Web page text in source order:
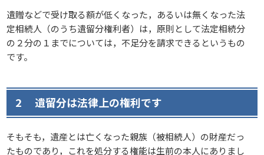
遺贈などで受け取る額が低くなった，あるいは無くなった法
定相続人（のうち遺留分権利者）は，原則として法定相続分
の２分の１までについては，不足分を請求できるというもの
です。
2 遺留分は法律上の権利です
そもそも，遺産とは亡くなった親族（被相続人）の財産だっ
たものであり，これを処分する権能は生前の本人にありまし